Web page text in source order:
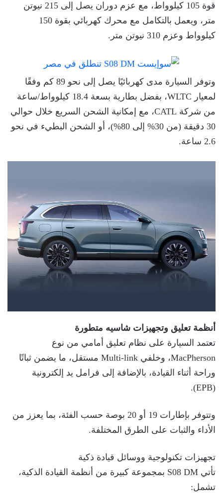
قوة 105 كيلوواط، مع عزم دوران يصل إلى 215 نيوتن
متر، ويعمل بالتكامل مع محرك كهربائي بقوة 150
كيلوواط وعزم 310 نيوتن متر.
وتوفر السيارة مدى كهربائيًا يصل إلى نحو 89 كم وفقًا
لمعيار WLTC، بفضل بطارية بسعة 18.4 كيلوواط/ساعة
من شركة CATL، مع إمكانية الشحن السريع خلال حوالي
30 دقيقة (من 30% إلى 80%)، أو الشحن البطيء في نحو
2.6 ساعة.
أنظمة تعليق وتجهيزات شاسيه متطورة
تعتمد السيارة على نظام تعليق أمامي من نوع
MacPherson، وخلفي Multi-link مستقل، ما يضمن ثباتًا
وراحة أثناء القيادة، بالإضافة إلى فرامل يد إلكترونية
(EPB).
وتتوفر بإطارات 19 أو 20 بوصة حسب الفئة، بما يعزز من
الأداء والثبات على الطرق المختلفة.
تجهيزات تكنولوجية ووسائل قيادة ذكية
تأتي S08 DM بمجموعة كبيرة من أنظمة القيادة الذكية،
تشمل: